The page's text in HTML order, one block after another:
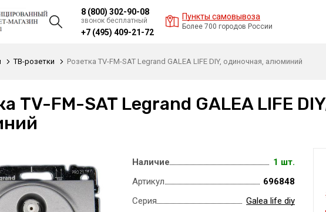
8 (800) 302-90-08
звонок бесплатный
+7 (495) 409-21-72
Пункты самовывоза
Более 700 городов России
ТВ-розетки Розетка TV-FM-SAT Legrand GALEA LIFE DIY, одиночная, алюминий
TV-FM-SAT Legrand GALEA LIFE
Наличие
1 шт.
Артикул
696848
Серия
Galea life diy